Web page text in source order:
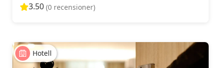
3.50 (0 recensioner)
Hotell